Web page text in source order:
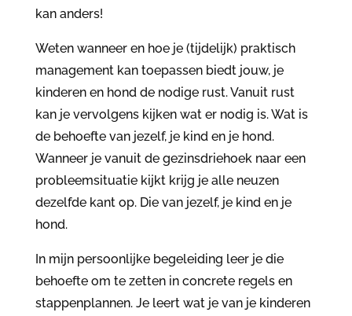
kan anders!
Weten wanneer en hoe je (tijdelijk) praktisch
management kan toepassen biedt jouw, je
kinderen en hond de nodige rust. Vanuit rust
kan je vervolgens kijken wat er nodig is. Wat is
de behoefte van jezelf, je kind en je hond.
Wanneer je vanuit de gezinsdriehoek naar een
probleemsituatie kijkt krijg je alle neuzen
dezelfde kant op. Die van jezelf, je kind en je
hond.
In mijn persoonlijke begeleiding leer je die
behoefte om te zetten in concrete regels en
stappenplannen. Je leert wat je van je kinderen